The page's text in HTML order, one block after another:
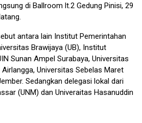
di Ballroom lt.2 Gedung Pinisi, 29
antara lain Institut Pemerintahan
Brawijaya (UB), Institut
Sunan Ampel Surabaya, Universitas
Universitas Sebelas Maret
Sedangkan delegasi lokal dari
(UNM) dan Univeraitas Hasanuddin